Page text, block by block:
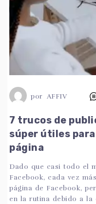
por AFFIV
7 trucos de
súper útiles
página
Dado que casi todo el
Facebook, cada vez
página de Facebook,
en la rutina debido a la